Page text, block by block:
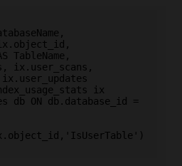
TableName,
ix
db ON db.database_id =